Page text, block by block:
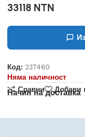
33118 NTN
Код:237460
Няма наличност
Сравни
Добави
Начин на доставка